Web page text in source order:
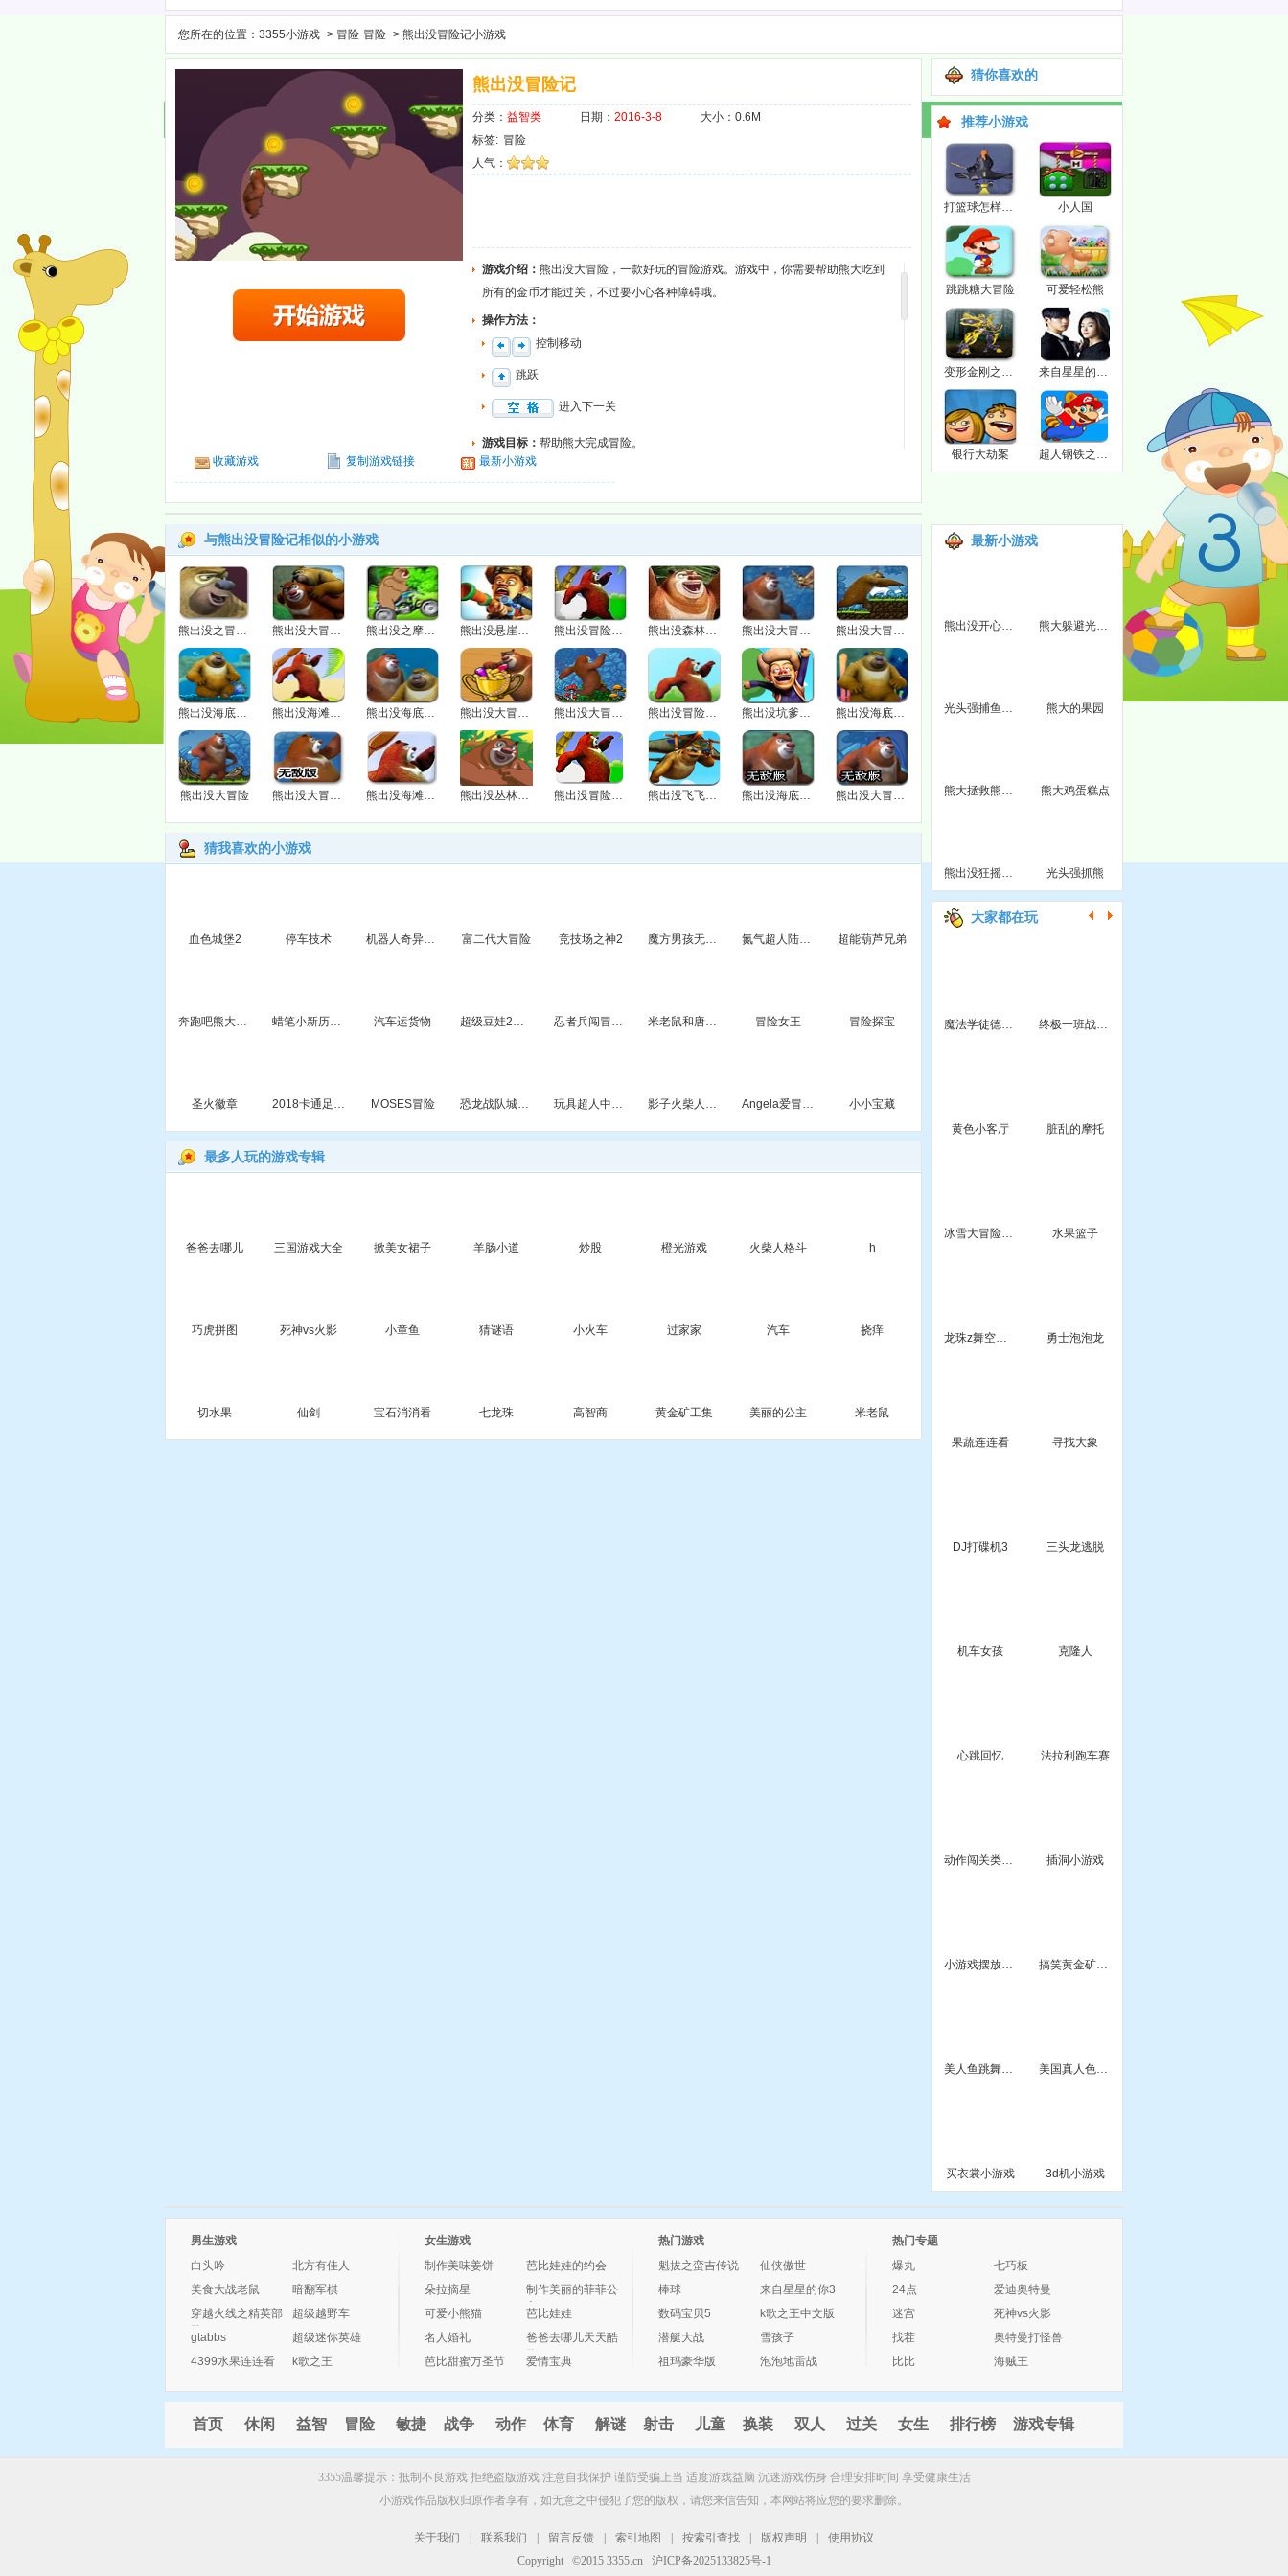
您所在的位置： 3355小游戏 > 冒险 冒险 > 熊出没冒险记小游戏
熊出没冒险记
分类： 益智类 日期： 2016-3-8
大小：0.6M
标签: 冒险
人气：
游戏介绍： 熊出没大冒险，一款好玩的冒险游戏。游戏中，你需要帮助熊大吃到
所有的金币才能过关，不过要小心各种障碍哦。
操作方法：
控制移动
up
跳跃
进入下一关
游戏目标： 帮助熊大完成冒险。
如何开始：
收藏游戏 复制游戏链接 最新小游戏
猜你喜欢的
推荐小游戏
打篮球怎样练习左手运球 小人国
跳跳糖大冒险 可爱轻松熊
变形金刚之大战威震天 来自星星的你3
银行大劫案 超人钢铁之躯飞行
与熊出没冒险记相似的小游戏
熊出没之冒险记 熊出没大冒险3 熊出没之摩托大冒险 熊出没悬崖大冒险 熊出没冒险之旅2.0 熊出没森林大冒险 熊出没大冒险4 熊出没大冒险2
熊出没海底冒险2无敌版 熊出没海滩探险记 熊出没海底冒险2 熊出没大冒险3无敌版 熊出没大冒险2无敌版 熊出没冒险之旅 熊出没坑爹冒险 熊出没海底冒险
熊出没大冒险 熊出没大冒险无敌版 熊出没海滩探险记2 熊出没丛林大冒险 熊出没冒险之旅2 熊出没飞飞冒险 熊出没海底冒险无敌版 熊出没大冒险4无敌版
猜我喜欢的小游戏
血色城堡2 停车技术 机器人奇异冒险 富二代大冒险 竞技场之神2 魔方男孩无敌版 氮气超人陆地版 超能葫芦兄弟
奔跑吧熊大熊二 蜡笔小新历险记 汽车运货物 超级豆娃2无敌版 忍者兵闯冒险岛 米老鼠和唐老鸭大冒险 冒险女王 冒险探宝
圣火徽章 2018卡通足球赛 MOSES冒险 恐龙战队城堡冒险 玩具超人中文关卡全开版 影子火柴人大闯关 Angela爱冒险2 小小宝藏
最多人玩的游戏专辑
爸爸去哪儿 三国游戏大全 掀美女裙子 羊肠小道 炒股 橙光游戏 火柴人格斗 h
巧虎拼图 死神vs火影 小章鱼 猜谜语 小火车 过家家 汽车 挠痒
切水果 仙剑 宝石消消看 七龙珠 高智商 黄金矿工集 美丽的公主 米老鼠
最新小游戏
熊出没开心连连看 熊大躲避光头强
光头强捕鱼达人 熊大的果园
熊大拯救熊二2 熊大鸡蛋糕点
熊出没狂摇汽水 光头强抓熊
大家都在玩
魔法学徒德克斯 终极一班战力测验
黄色小客厅 脏乱的摩托
冰雪大冒险泡泡龙 水果篮子
龙珠z舞空斗剧 勇士泡泡龙
果蔬连连看 寻找大象
DJ打碟机3 三头龙逃脱
机车女孩 克隆人
心跳回忆 法拉利跑车赛
动作闯关类小游戏 插洞小游戏
小游戏摆放家具类 搞笑黄金矿工小游戏免费
美人鱼跳舞小游戏 美国真人色情小游戏
买衣裳小游戏 3d机小游戏
男生游戏
白头吟
北方有佳人
美食大战老鼠
暗翻军棋
穿越火线之精英部
队
超级越野车
gtabbs
超级迷你英雄
4399水果连连看
k歌之王
女生游戏
制作美味姜饼
芭比娃娃的约会
朵拉摘星
制作美丽的菲菲公
主
可爱小熊猫
芭比娃娃
名人婚礼
爸爸去哪儿天天酷
跑
芭比甜蜜万圣节 爱情宝典
热门游戏
魁拔之蛮吉传说
仙侠傲世
棒球
来自星星的你3
数码宝贝5
k歌之王中文版
潜艇大战
雪孩子
祖玛豪华版
泡泡地雷战
热门专题
爆丸
七巧板
24点
爱迪奥特曼
迷宫
死神vs火影
找茬
奥特曼打怪兽
比比
海贼王
首页 休闲 益智 冒险 敏捷 战争 动作 体育 解谜 射击 儿童 换装 双人 过关 女生 排行榜 游戏专辑
3355温馨提示：抵制不良游戏 拒绝盗版游戏 注意自我保护 谨防受骗上当 适度游戏益脑 沉迷游戏伤身 合理安排时间 享受健康生活
小游戏作品版权归原作者享有，如无意之中侵犯了您的版权，请您来信告知，本网站将应您的要求删除。
关于我们 联系我们 留言反馈 索引地图 按索引查找 版权声明
使用协议
Copyright ©2015 3355.cn 沪ICP备2025133825号-1